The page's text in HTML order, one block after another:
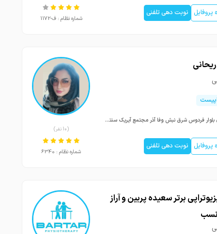
نوبت دهی تلفنی
شماره نظام : ف-1172
تهران بلوار فردوس شرق نبش وفا آذر مجتمع آیریک سنتر شمالی طبقه اول کلینیک پزشکی ورزشی و فیزیوتراپی متین
نوبت دهی تلفنی
(10 نفر)
شماره نظام : 6340
برتر سعیده پربین و آراز
نسب